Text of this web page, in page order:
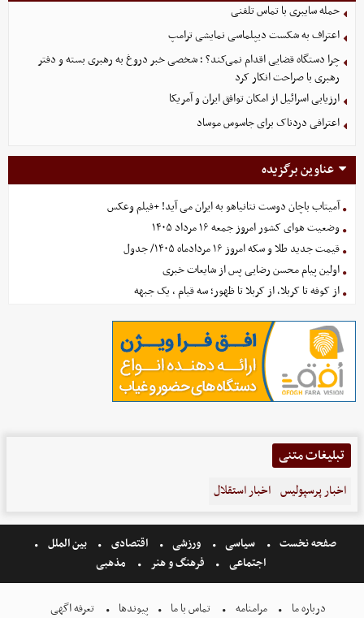
حمله سایبری با تماس تلفنی
اعتراف به شکست دیپلماسی نمایشی ترامپ
چرا دستگاه قضایی اقدام نمی‌کند؟ ؛ شخصی خبر دروغ به رهبری بسته و دفتر
رهبری با صراحت انکار کرد
ارزیابی اسرائیل از امکان توافق ایران و آمریکا
اعترافی دردناک برای جاسوس موساد
عناوین برگزیده
آمیتاب باچان دوست نتانیاهو به ایران می آید! +فیلم وعکس
وضعیت هوای کشور امروز جمعه ۱۶ مرداد ۱۴۰۵
قیمت جدید طلا و سکه امروز ۱۶ مردادماه ۱۴۰۵/ جدول
اولین پیام محسن رضایی پس از شایعات خبری
از کوفه تا کربلا، از کربلا تا ظهور؛ سه قیام ، یک جبهه
تبلیغات متنی
اخبار پرسپولیس اخبار استقلال
صفحه نخست سیاسی ورزشی اقتصادی
بین الملل
اجتماعی
فرهنگ و هنر مذهبی
درباره ما مرامنامه تماس با ما پیوندها تعرفه اگهی